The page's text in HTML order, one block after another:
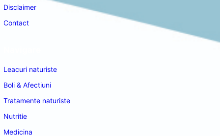
Disclaimer
Contact
Leacuri naturiste
Boli & Afectiuni
Tratamente naturiste
Nutritie
Medicina